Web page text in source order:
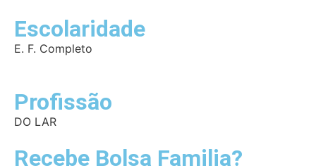
Escolaridade
E. F. Completo
Profissão
DO LAR
Recebe Bolsa Familia?